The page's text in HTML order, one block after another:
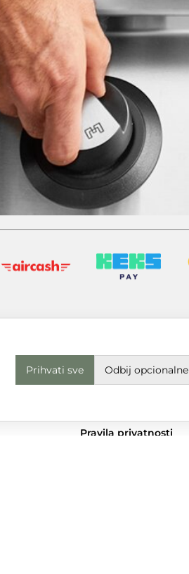
Pravila privatnosti
Prihvati sve Odbij opcionalne